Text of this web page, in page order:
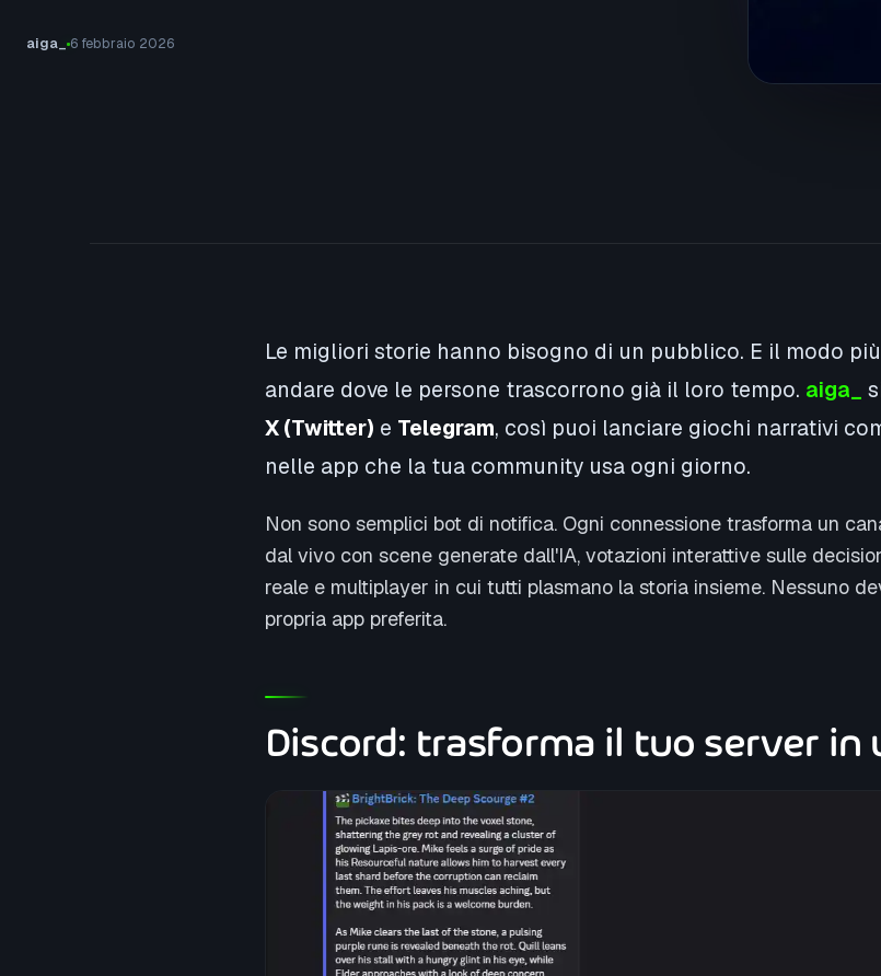
aiga_ 6 febbraio 2026
Le migliori storie hanno bisogno di un pubblico. E il modo
andare dove le persone trascorrono già il loro tempo. aiga_
X (Twitter) e Telegram, così puoi lanciare giochi narrativi
nelle app che la tua community usa ogni giorno.
Non sono semplici bot di notifica. Ogni connessione trasforma un
dal vivo con scene generate dall'IA, votazioni interattive sulle
reale e multiplayer in cui tutti plasmano la storia insieme. Nessuno
propria app preferita.
Discord: trasforma il tuo server in